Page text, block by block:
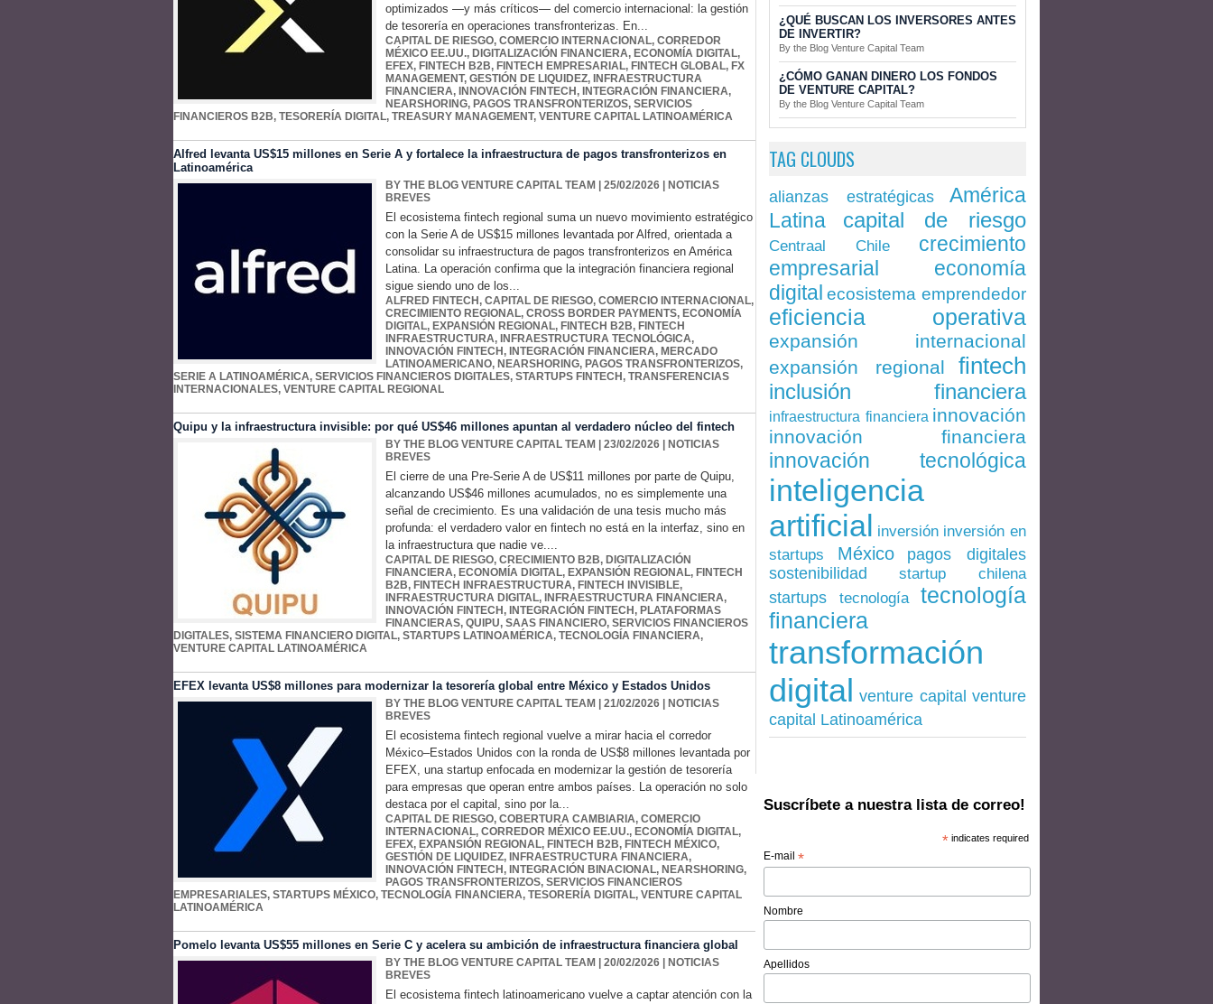
optimizados —y más críticos— del comercio internacional: la gestión
de tesorería en operaciones transfronterizas. En...
CAPITAL DE RIESGO, COMERCIO INTERNACIONAL, CORREDOR
MÉXICO EE.UU., DIGITALIZACIÓN FINANCIERA, ECONOMÍA DIGITAL,
EFEX, FINTECH B2B, FINTECH EMPRESARIAL, FINTECH GLOBAL, FX
MANAGEMENT, GESTIÓN DE LIQUIDEZ, INFRAESTRUCTURA
FINANCIERA, INNOVACIÓN FINTECH , INTEGRACIÓN FINANCIERA,
NEARSHORING, PAGOS TRANSFRONTERIZOS, SERVICIOS
FINANCIEROS B2B, TESORERÍA DIGITAL, TREASURY MANAGEMENT, VENTURE CAPITAL LATINOAMÉRICA
Alfred levanta US$15 millones en Serie A y fortalece la infraestructura de pagos transfronterizos en
Latinoamérica
BY THE BLOG VENTURE CAPITAL TEAM | 25/02/2026
NOTICIAS
BREVES
El ecosistema fintech regional suma un nuevo movimiento estratégico
con la Serie A de US$15 millones levantada por Alfred, orientada a
consolidar su infraestructura de pagos transfronterizos en América
Latina. La operación confirma que la integración financiera regional
sigue siendo uno de los...
ALFRED FINTECH , CAPITAL DE RIESGO, COMERCIO INTERNACIONAL,
CRECIMIENTO REGIONAL, CROSS BORDER PAYMENTS, ECONOMÍA
DIGITAL, EXPANSIÓN REGIONAL, FINTECH B2B, FINTECH
INFRAESTRUCTURA, INFRAESTRUCTURA TECNOLÓGICA,
INNOVACIÓN FINTECH , INTEGRACIÓN FINANCIERA, MERCADO
LATINOAMERICANO, NEARSHORING, PAGOS TRANSFRONTERIZOS,
SERIE A LATINOAMÉRICA, SERVICIOS FINANCIEROS DIGITALES, STARTUPS FINTECH , TRANSFERENCIAS
INTERNACIONALES, VENTURE CAPITAL REGIONAL
Quipu y la infraestructura invisible: por qué US$46 millones apuntan al verdadero núcleo del fintech
BY THE BLOG VENTURE CAPITAL TEAM | 23/02/2026
NOTICIAS
BREVES
El cierre de una Pre-Serie A de US$11 millones por parte de Quipu,
alcanzando US$46 millones acumulados, no es simplemente una
señal de crecimiento. Es una validación de una tesis mucho más
profunda: el verdadero valor en fintech no está en la interfaz, sino en
la infraestructura que nadie ve....
CAPITAL DE RIESGO, CRECIMIENTO B2B, DIGITALIZACIÓN
FINANCIERA, ECONOMÍA DIGITAL, EXPANSIÓN REGIONAL, FINTECH
B2B, FINTECH INFRAESTRUCTURA, FINTECH INVISIBLE,
INFRAESTRUCTURA DIGITAL, INFRAESTRUCTURA FINANCIERA,
INNOVACIÓN FINTECH , INTEGRACIÓN FINTECH , PLATAFORMAS
FINANCIERAS, QUIPU, SAAS FINANCIERO, SERVICIOS FINANCIEROS
DIGITALES, SISTEMA FINANCIERO DIGITAL, STARTUPS LATINOAMÉRICA, TECNOLOGÍA FINANCIERA,
VENTURE CAPITAL LATINOAMÉRICA
EFEX levanta US$8 millones para modernizar la tesorería global entre México y Estados Unidos
BY THE BLOG VENTURE CAPITAL TEAM | 21/02/2026
NOTICIAS
BREVES
El ecosistema fintech regional vuelve a mirar hacia el corredor
México–Estados Unidos con la ronda de US$8 millones levantada por
EFEX, una startup enfocada en modernizar la gestión de tesorería
para empresas que operan entre ambos países. La operación no solo
destaca por el capital, sino por la...
CAPITAL DE RIESGO, COBERTURA CAMBIARIA, COMERCIO
INTERNACIONAL, CORREDOR MÉXICO EE.UU., ECONOMÍA DIGITAL,
EFEX, EXPANSIÓN REGIONAL, FINTECH B2B, FINTECH MÉXICO,
GESTIÓN DE LIQUIDEZ, INFRAESTRUCTURA FINANCIERA,
INNOVACIÓN FINTECH , INTEGRACIÓN BINACIONAL, NEARSHORING,
PAGOS TRANSFRONTERIZOS, SERVICIOS FINANCIEROS
EMPRESARIALES, STARTUPS MÉXICO, TECNOLOGÍA FINANCIERA, TESORERÍA DIGITAL, VENTURE CAPITAL
LATINOAMÉRICA
Pomelo levanta US$55 millones en Serie C y acelera su ambición de infraestructura financiera global
BY THE BLOG VENTURE CAPITAL TEAM | 20/02/2026
NOTICIAS
BREVES
El ecosistema fintech latinoamericano vuelve a captar atención con la
¿QUÉ BUSCAN LOS INVERSORES ANTES
DE INVERTIR?
By the Blog Venture Capital Team
¿CÓMO GANAN DINERO LOS FONDOS
DE VENTURE CAPITAL?
By the Blog Venture Capital Team
TAG CLOUDS
alianzas estratégicas
América
Latina
capital de riesgo
Centraal Chile
crecimiento
empresarial
economía
digital ecosistema emprendedor
eficiencia operativa
expansión internacional
expansión regional
fintech
inclusión financiera
infraestructura financiera innovación
innovación financiera
innovación tecnológica
inteligencia
artificial inversión inversión en
startups
México pagos digitales
sostenibilidad startup chilena
startups tecnología
tecnología
financiera
transformación
digital venture capital venture
capital Latinoamérica
Suscríbete a nuestra lista de correo!
*indicates required
E-mail*
Nombre
Apellidos